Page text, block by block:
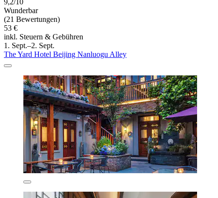
9,2/10
Wunderbar
(21 Bewertungen)
53 €
inkl. Steuern & Gebühren
1. Sept.–2. Sept.
The Yard Hotel Beijing Nanluogu Alley